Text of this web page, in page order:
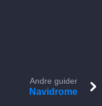
Andre guider
Navidrome